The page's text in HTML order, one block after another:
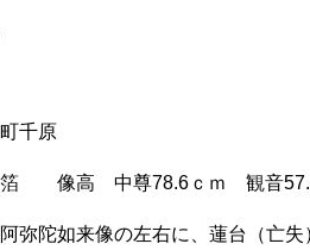
千原
像高 中尊78.6ｃｍ 観音
弥陀如来像の左右に、蓮台（亡